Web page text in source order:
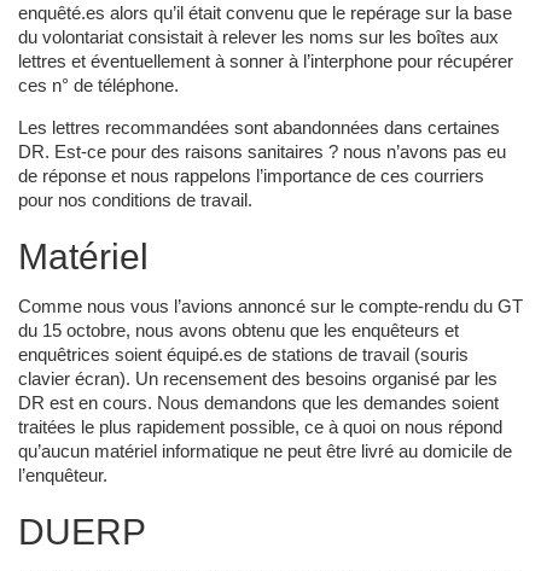
enquêté.es alors qu’il était convenu que le repérage sur la base
du volontariat consistait à relever les noms sur les boîtes aux
lettres et éventuellement à sonner à l’interphone pour récupérer
ces n° de téléphone.
Les lettres recommandées sont abandonnées dans certaines
DR. Est-ce pour des raisons sanitaires ? nous n’avons pas eu
de réponse et nous rappelons l’importance de ces courriers
pour nos conditions de travail.
Matériel
Comme nous vous l’avions annoncé sur le compte-rendu du GT
du 15 octobre, nous avons obtenu que les enquêteurs et
enquêtrices soient équipé.es de stations de travail (souris
clavier écran). Un recensement des besoins organisé par les
DR est en cours. Nous demandons que les demandes soient
traitées le plus rapidement possible, ce à quoi on nous répond
qu’aucun matériel informatique ne peut être livré au domicile de
l’enquêteur.
DUERP